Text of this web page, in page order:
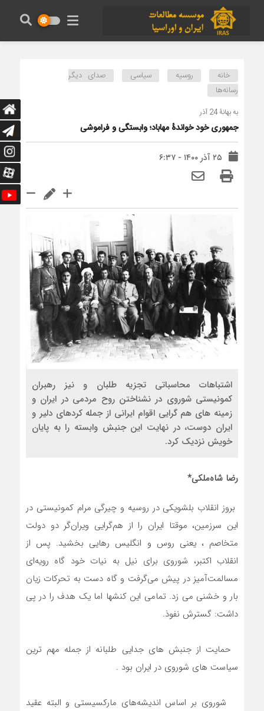
خانه روسیه سیاسی
صدای دیگر
رسانه‌ها
به بهانۀ 24 آذر
جمهوری خود خواندۀ مهاباد؛ وابستگی و فراموشی
۲۵ آذر ۱۴۰۰ - ۶:۳۷
اشتباهات محاسباتی تجزیه طلبان و نیز رهبران
کمونیستی شوروی در نشناختن روح مردمی در ایران و
زمینه های هم گرایی اقوام ایرانی از جمله کردهای دلیر و
ایران دوست، در نهایت این جنبش وابسته را به پایان
خویش نزدیک کرد.
رضا شاه‌ملکی*
بروز انقلاب بلشویکی در روسیه و چیرگی مرام کمونیستی در
این سرزمین، موقتا ایران را از هم‌گرایی ویران‌گر دو دولت
متخاصم ، یعنی روس و انگلیس رهایی بخشید. پس از
انقلاب اکتبر‌، شوروی برای نیل به نیات خود گاه رویه‌ای
مسالمت‌آمیز در پیش می‌گرفت و گاه دست به تحرکات زیان
بار و خشنی می زد. تمامی این کنشها اما یک هدف را در پی
داشت: گسترش نفوذ.
حمایت از جنبش های جدایی طلبانه از جمله مهم ترین
سیاست های شوروی در ایران بود .
شوروی بر اساس اندیشه‌های مارکسیستی و البته عقید